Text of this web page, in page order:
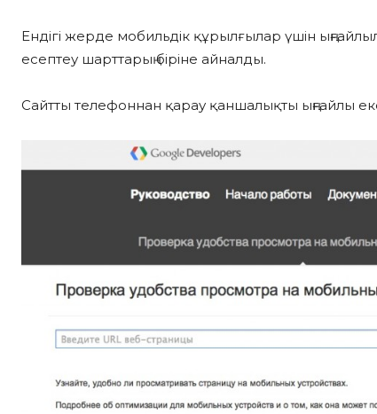
Ендігі жерде мобильдік құрылғылар үшін
есептеу шарттарың біріне айналды.
Сайтты телефоннан қарау қаншалықты ыңғайлы